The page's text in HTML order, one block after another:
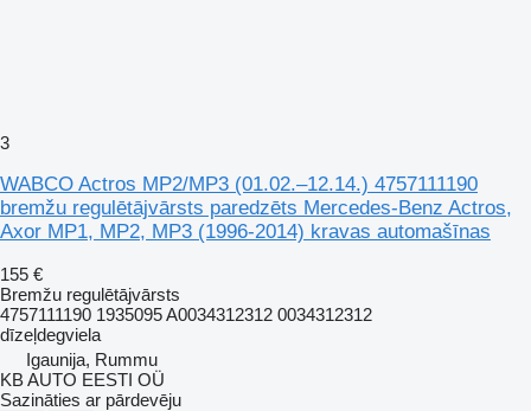
3
WABCO Actros MP2/MP3 (01.02.–12.14.) 4757111190
bremžu regulētājvārsts paredzēts Mercedes-Benz Actros,
Axor MP1, MP2, MP3 (1996-2014) kravas automašīnas
155 €
Bremžu regulētājvārsts
4757111190 1935095 A0034312312 0034312312
dīzeļdegviela
Igaunija, Rummu
KB AUTO EESTI OÜ
Sazināties ar pārdevēju